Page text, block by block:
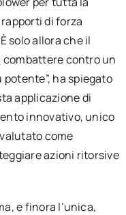
di forza
solo allora che il
combattere contro un
ha spiegato
applicazione di
innovativo, unico
come
azioni ritorsive
e finora l’unica,